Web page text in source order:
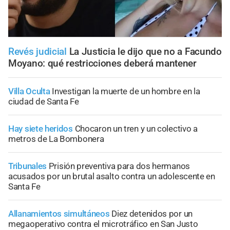
Revés judicial La Justicia le dijo que no a Facundo
Moyano: qué restricciones deberá mantener
Villa Oculta Investigan la muerte de un hombre en la
ciudad de Santa Fe
Hay siete heridos Chocaron un tren y un colectivo a
metros de La Bombonera
Tribunales Prisión preventiva para dos hermanos
acusados por un brutal asalto contra un adolescente en
Santa Fe
Allanamientos simultáneos Diez detenidos por un
megaoperativo contra el microtráfico en San Justo